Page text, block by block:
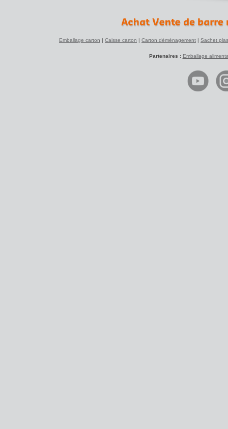
Emballage carton | Caisse carton | Carton déménagement | Sachet
Partenaires : Emballage